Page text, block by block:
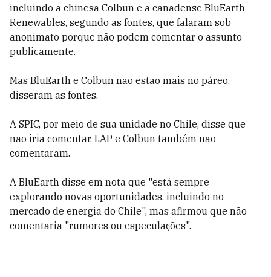
incluindo a chinesa Colbun e a canadense BluEarth
Renewables, segundo as fontes, que falaram sob
anonimato porque não podem comentar o assunto
publicamente.
Mas BluEarth e Colbun não estão mais no páreo,
disseram as fontes.
A SPIC, por meio de sua unidade no Chile, disse que
não iria comentar. LAP e Colbun também não
comentaram.
A BluEarth disse em nota que "está sempre
explorando novas oportunidades, incluindo no
mercado de energia do Chile", mas afirmou que não
comentaria "rumores ou especulações".